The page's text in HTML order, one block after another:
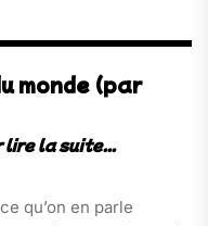
monde (par
qu’on en parle